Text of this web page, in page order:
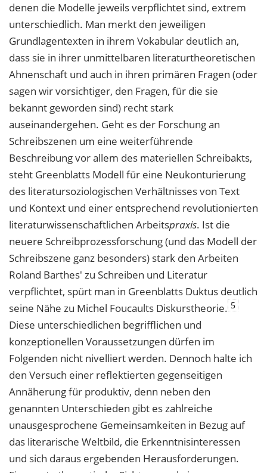
denen die Modelle jeweils verpflichtet sind, extrem
unterschiedlich. Man merkt den jeweiligen
Grundlagentexten in ihrem Vokabular deutlich an,
dass sie in ihrer unmittelbaren literaturtheoretischen
Ahnenschaft und auch in ihren primären Fragen (oder
sagen wir vorsichtiger, den Fragen, für die sie
bekannt geworden sind) recht stark
auseinandergehen. Geht es der Forschung an
Schreibszenen um eine weiterführende
Beschreibung vor allem des materiellen Schreibakts,
steht Greenblatts Modell für eine Neukonturierung
des literatursoziologischen Verhältnisses von Text
und Kontext und einer entsprechend revolutionierten
literaturwissenschaftlichen Arbeitspraxis. Ist die
neuere Schreibprozessforschung (und das Modell der
Schreibszene ganz besonders) stark den Arbeiten
Roland Barthes' zu Schreiben und Literatur
verpflichtet, spürt man in Greenblatts Duktus deutlich
seine Nähe zu Michel Foucaults Diskurstheorie. 5
Diese unterschiedlichen begrifflichen und
konzeptionellen Voraussetzungen dürfen im
Folgenden nicht nivelliert werden. Dennoch halte ich
den Versuch einer reflektierten gegenseitigen
Annäherung für produktiv, denn neben den
genannten Unterschieden gibt es zahlreiche
unausgesprochene Gemeinsamkeiten in Bezug auf
das literarische Weltbild, die Erkenntnisinteressen
und sich daraus ergebenden Herausforderungen.